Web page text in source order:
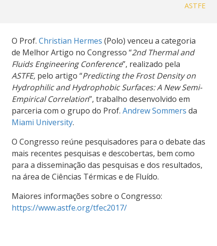
ASTFE
O Prof. Christian Hermes (Polo) venceu a categoria
de Melhor Artigo no Congresso “2nd Thermal and
Fluids Engineering Conference”, realizado pela
ASTFE, pelo artigo “Predicting the Frost Density on
Hydrophilic and Hydrophobic Surfaces: A New Semi-
Empirical Correlation”, trabalho desenvolvido em
parceria com o grupo do Prof. Andrew Sommers da
Miami University.
O Congresso reúne pesquisadores para o debate das
mais recentes pesquisas e descobertas, bem como
para a disseminação das pesquisas e dos resultados,
na área de Ciências Térmicas e de Fluído.
Maiores informações sobre o Congresso:
https://www.astfe.org/tfec2017/